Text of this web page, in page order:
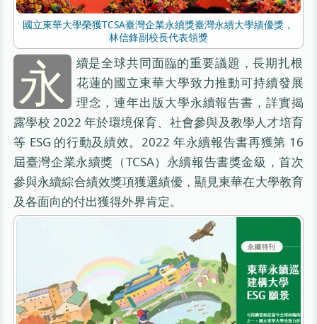
國立東華大學榮獲TCSA臺灣企業永續獎臺灣永續大學績優獎，
林信鋒副校長代表領獎
永
續是全球共同面臨的重要議題，長期扎根
花蓮的國立東華大學致力推動可持續發展
理念，連年出版大學永續報告書，詳實揭
露學校 2022 年於環境保育、社會參與及教學人才培育
等 ESG 的行動及績效。2022 年永續報告書再獲第 16
屆臺灣企業永續獎（TCSA）永續報告書獎金級，首次
參與永續綜合績效獎項獲選績優，顯見東華在大學教育
及各面向的付出獲得外界肯定。